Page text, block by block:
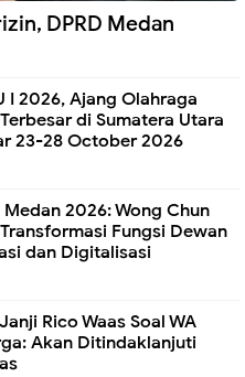
DPRD Medan
I 2026, Ajang Olahraga
di Sumatera Utara
23-28 October 2026
Medan 2026: Wong Chun
Fungsi Dewan
dan Digitalisasi
Rico Waas Soal WA
Akan Ditindaklanjuti